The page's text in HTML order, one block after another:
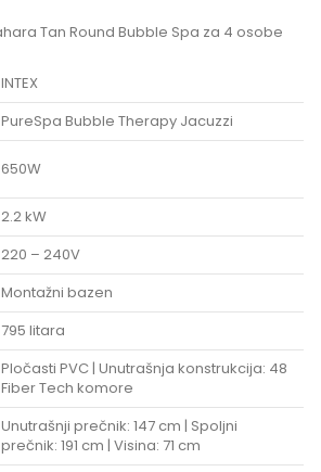
INTEX
PureSpa Bubble Therapy Jacuzzi
650W
2.2 kW
220 – 240V
Montažni bazen
795 litara
Pločasti PVC | Unutrašnja konstrukcija: 48
Fiber Tech komore
Unutrašnji prečnik: 147 cm | Spoljni
prečnik: 191 cm | Visina: 71 cm